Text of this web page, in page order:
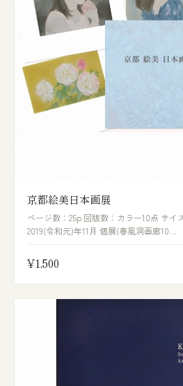
京都絵美日本画展
ページ数：25p 図版数：カラー10点 サイ
2019(令和元)年11月 個展(春風洞画廊10…
¥1,500